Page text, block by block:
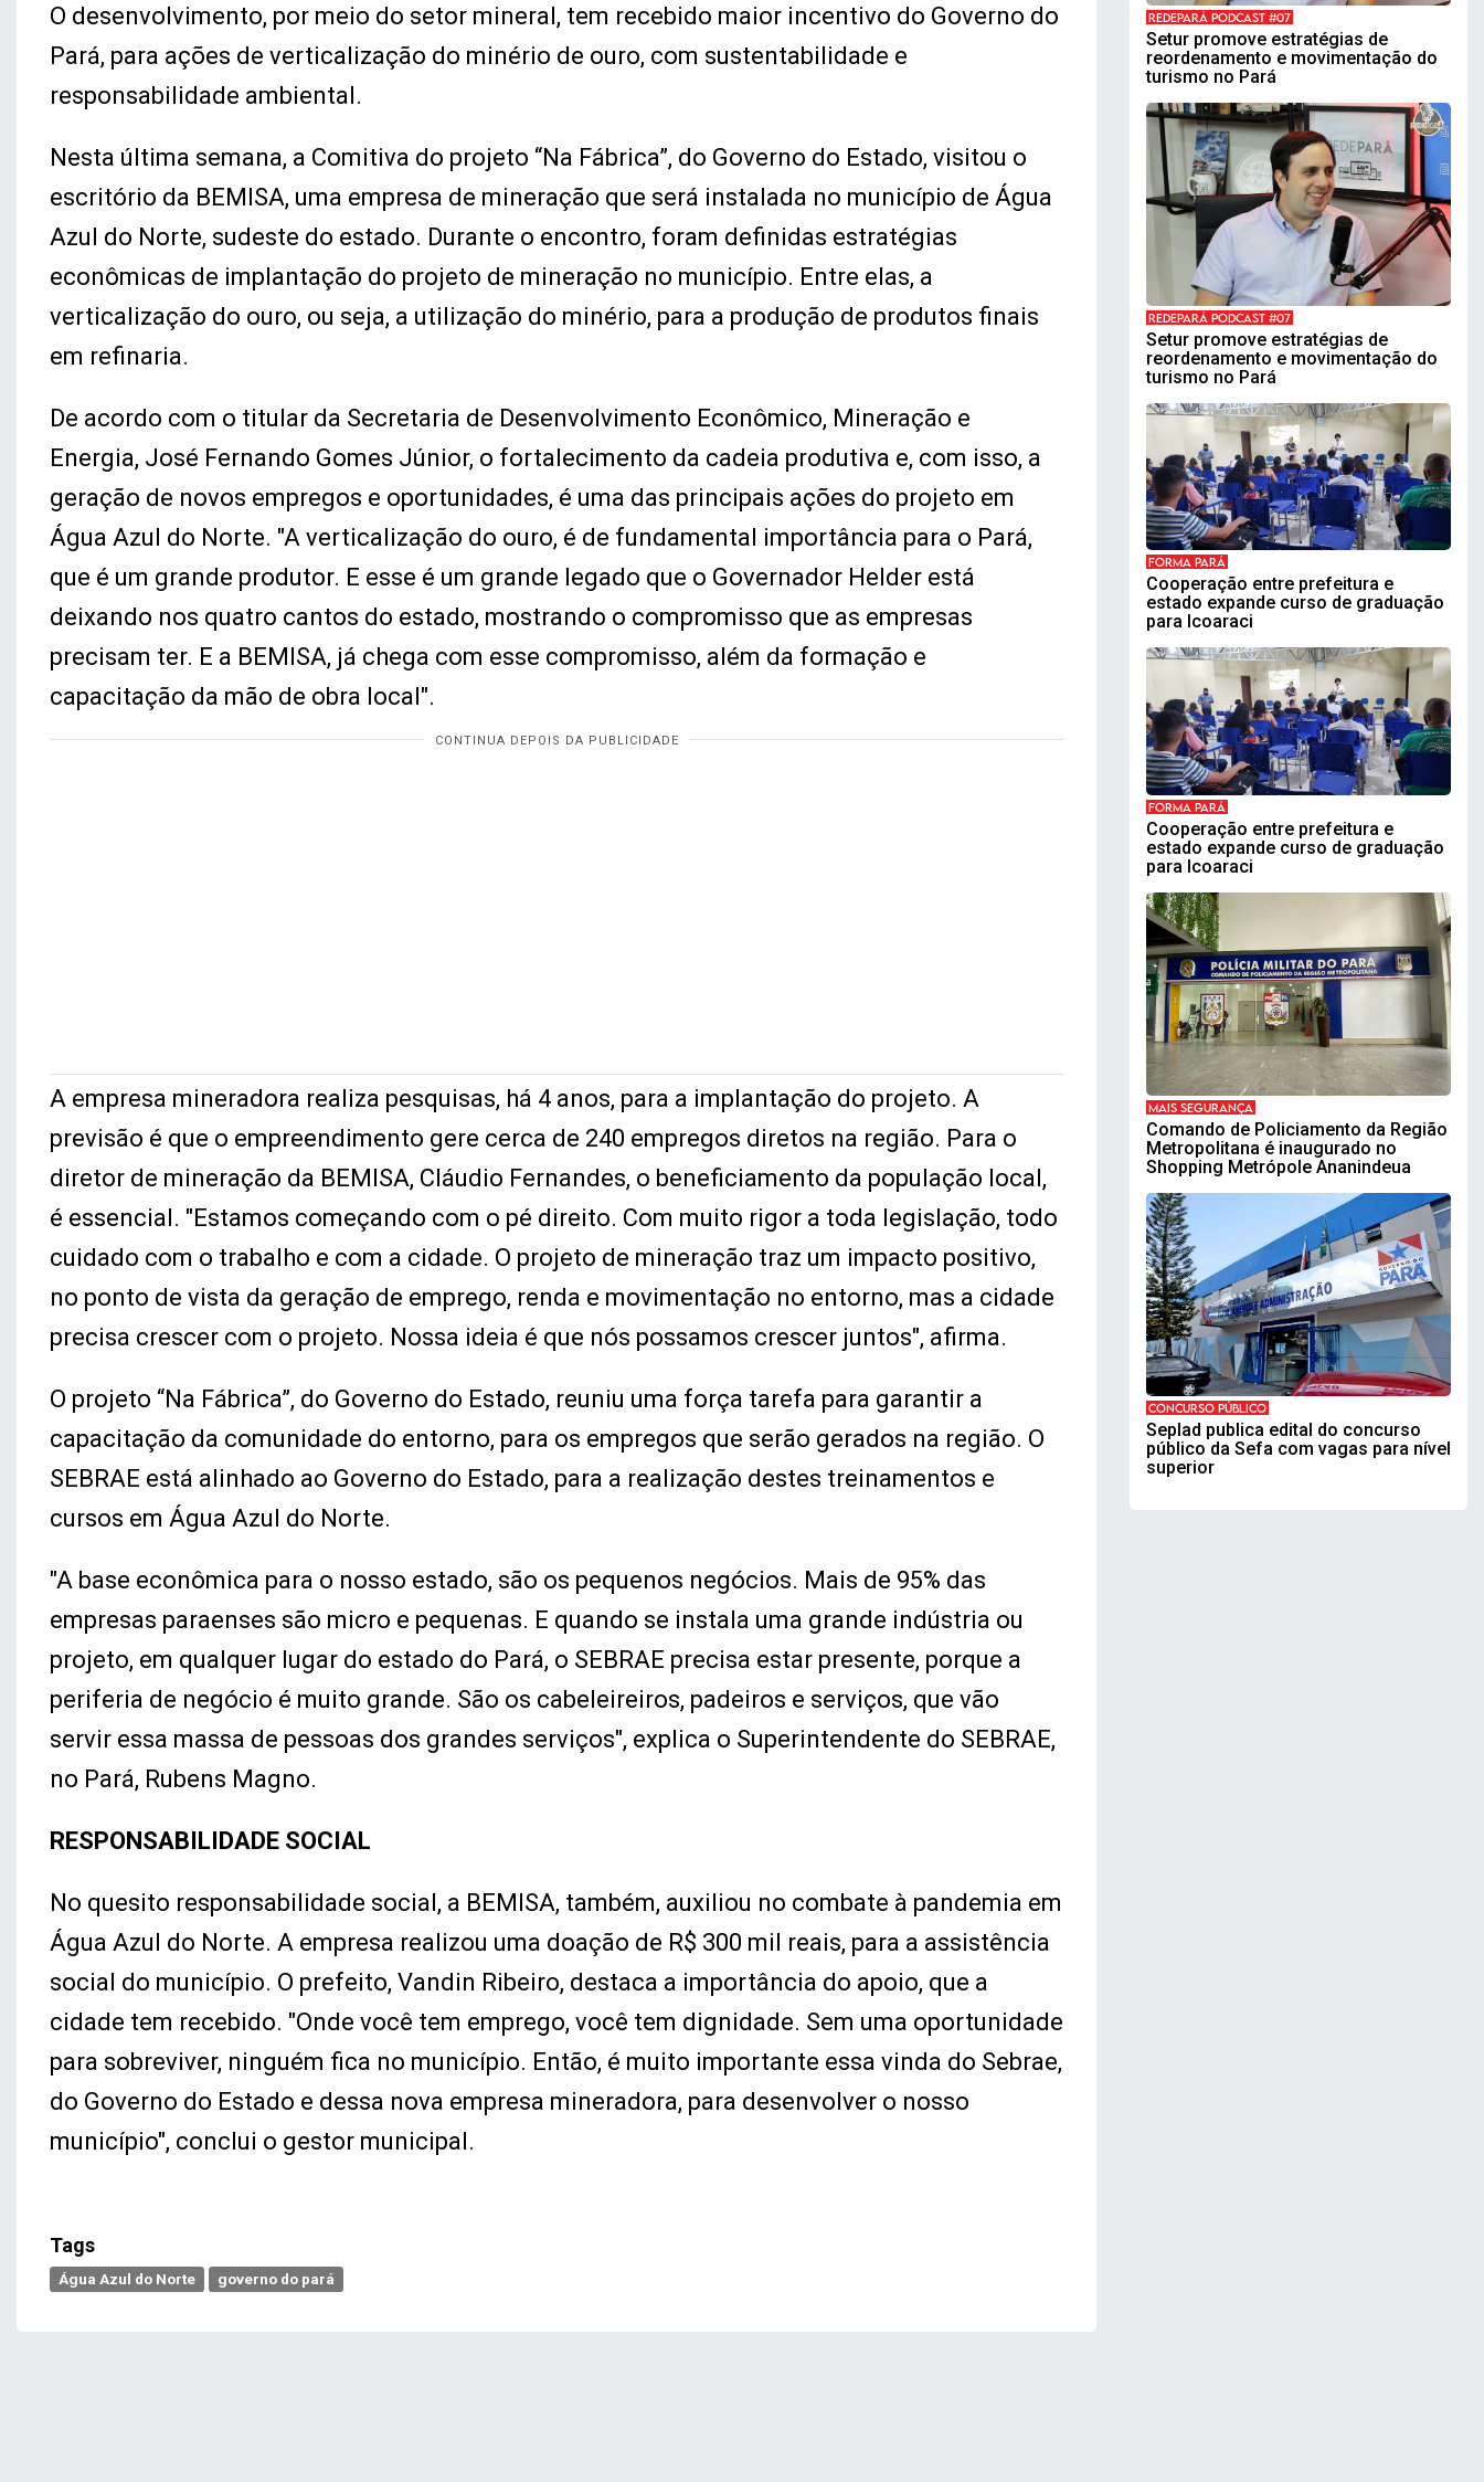
O desenvolvimento, por meio do setor mineral, tem recebido maior incentivo do Governo do
Pará, para ações de verticalização do minério de ouro, com sustentabilidade e
responsabilidade ambiental.
Nesta última semana, a Comitiva do projeto “Na Fábrica”, do Governo do Estado, visitou o
escritório da BEMISA, uma empresa de mineração que será instalada no município de Água
Azul do Norte, sudeste do estado. Durante o encontro, foram definidas estratégias
econômicas de implantação do projeto de mineração no município. Entre elas, a
verticalização do ouro, ou seja, a utilização do minério, para a produção de produtos finais
em refinaria.
De acordo com o titular da Secretaria de Desenvolvimento Econômico, Mineração e
Energia, José Fernando Gomes Júnior, o fortalecimento da cadeia produtiva e, com isso, a
geração de novos empregos e oportunidades, é uma das principais ações do projeto em
Água Azul do Norte. "A verticalização do ouro, é de fundamental importância para o Pará,
que é um grande produtor. E esse é um grande legado que o Governador Helder está
deixando nos quatro cantos do estado, mostrando o compromisso que as empresas
precisam ter. E a BEMISA, já chega com esse compromisso, além da formação e
capacitação da mão de obra local".
A empresa mineradora realiza pesquisas, há 4 anos, para a implantação do projeto. A
previsão é que o empreendimento gere cerca de 240 empregos diretos na região. Para o
diretor de mineração da BEMISA, Cláudio Fernandes, o beneficiamento da população local,
é essencial. "Estamos começando com o pé direito. Com muito rigor a toda legislação, todo
cuidado com o trabalho e com a cidade. O projeto de mineração traz um impacto positivo,
no ponto de vista da geração de emprego, renda e movimentação no entorno, mas a cidade
precisa crescer com o projeto. Nossa ideia é que nós possamos crescer juntos", afirma.
O projeto “Na Fábrica”, do Governo do Estado, reuniu uma força tarefa para garantir a
capacitação da comunidade do entorno, para os empregos que serão gerados na região. O
SEBRAE está alinhado ao Governo do Estado, para a realização destes treinamentos e
cursos em Água Azul do Norte.
"A base econômica para o nosso estado, são os pequenos negócios. Mais de 95% das
empresas paraenses são micro e pequenas. E quando se instala uma grande indústria ou
projeto, em qualquer lugar do estado do Pará, o SEBRAE precisa estar presente, porque a
periferia de negócio é muito grande. São os cabeleireiros, padeiros e serviços, que vão
servir essa massa de pessoas dos grandes serviços", explica o Superintendente do SEBRAE,
no Pará, Rubens Magno.
RESPONSABILIDADE SOCIAL
No quesito responsabilidade social, a BEMISA, também, auxiliou no combate à pandemia em
Água Azul do Norte. A empresa realizou uma doação de R$ 300 mil reais, para a assistência
social do município. O prefeito, Vandin Ribeiro, destaca a importância do apoio, que a
cidade tem recebido. "Onde você tem emprego, você tem dignidade. Sem uma oportunidade
para sobreviver, ninguém fica no município. Então, é muito importante essa vinda do Sebrae,
do Governo do Estado e dessa nova empresa mineradora, para desenvolver o nosso
município", conclui o gestor municipal.
Tags
Água Azul do Norte governo do pará
REDEPARÁ PODCAST #07
Setur promove estratégias de
reordenamento e movimentação do
turismo no Pará
REDEPARÁ PODCAST #07
Setur promove estratégias de
reordenamento e movimentação do
turismo no Pará
FORMA PARÁ
Cooperação entre prefeitura e
estado expande curso de graduação
para Icoaraci
FORMA PARÁ
Cooperação entre prefeitura e
estado expande curso de graduação
para Icoaraci
MAIS SEGURANÇA
Comando de Policiamento da Região
Metropolitana é inaugurado no
Shopping Metrópole Ananindeua
CONCURSO PÚBLICO
Seplad publica edital do concurso
público da Sefa com vagas para nível
superior